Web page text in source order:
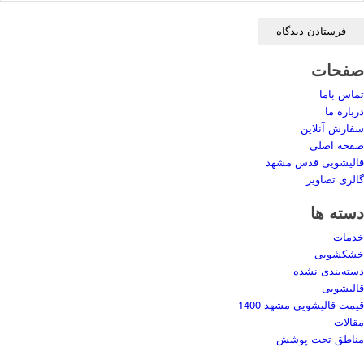
صفحات
تماس باما
درباره ما
سفارش آنلاین
صفحه اصلی
قالیشویی قدس مشهد
گالری تصاویر
دسته ها
خدمات
خشکشویی
دسته‌بندی نشده
قالیشویی
قیمت قالیشویی مشهد 1400
مقالات
مناطق تحت پوشش